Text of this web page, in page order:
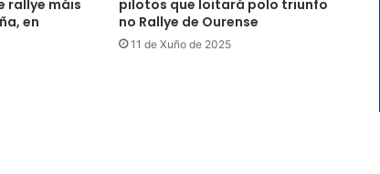
rallye máis
en
pilotos que loitará polo triunfo
no Rallye de Ourense
11 de Xuño de 2025